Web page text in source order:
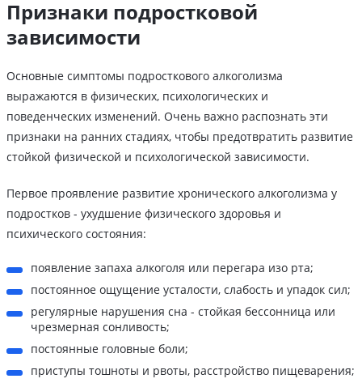
Признаки подростковой
зависимости
Основные симптомы подросткового алкоголизма
выражаются в физических, психологических и
поведенческих изменений. Очень важно распознать эти
признаки на ранних стадиях, чтобы предотвратить развитие
стойкой физической и психологической зависимости.
Первое проявление развитие хронического алкоголизма у
подростков - ухудшение физического здоровья и
психического состояния:
появление запаха алкоголя или перегара изо рта;
постоянное ощущение усталости, слабость и упадок сил;
регулярные нарушения сна - стойкая бессонница или
чрезмерная сонливость;
постоянные головные боли;
приступы тошноты и рвоты, расстройство пищеварения;